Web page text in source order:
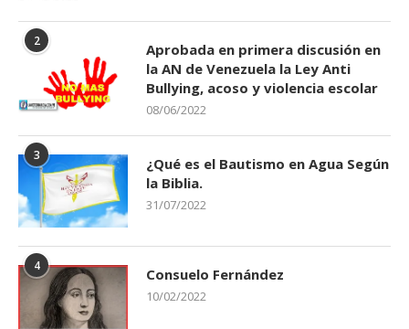
2
Aprobada en primera discusión en
la AN de Venezuela la Ley Anti
Bullying, acoso y violencia escolar
08/06/2022
3
¿Qué es el Bautismo en Agua Según
la Biblia.
31/07/2022
4 Consuelo Fernández
10/02/2022